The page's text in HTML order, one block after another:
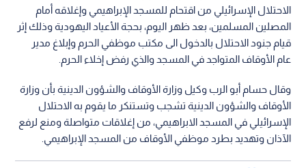
الاحتلال الإسرائيلي من اقتحام للمسجد الإبراهيمي وإغلاقه أمام
المصلين المسلمين، بعد ظهر اليوم، بحجة الأعياد اليهودية وذلك إثر
قيام جنود الاحتلال بالدخول الى مكتب موظفي الحرم وإبلاغ مدير
عام الأوقاف المتواجد في المسجد والذي رفض إخلاء الحرم.
وقال حسام أبو الرب وكيل وزارة الأوقاف والشؤون الدينية بأن وزارة
الأوقاف والشؤون الدينية تشجب وتستنكر ما يقوم به الاحتلال
الإسرائيلي في المسجد الابراهيمي، من إغلاقات متواصلة ومنع لرفع
الآذان وتهديد بطرد موظفي الأوقاف من المسجد الإبراهيمي.